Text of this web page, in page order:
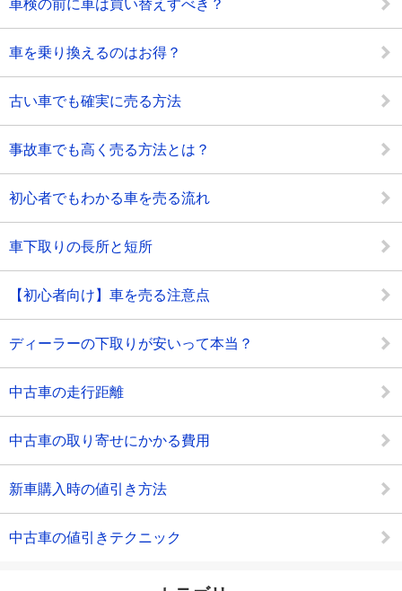
車検の前に車は買い替えすべき？
車を乗り換えるのはお得？
古い車でも確実に売る方法
事故車でも高く売る方法とは？
初心者でもわかる車を売る流れ
車下取りの長所と短所
【初心者向け】車を売る注意点
ディーラーの下取りが安いって本当？
中古車の走行距離
中古車の取り寄せにかかる費用
新車購入時の値引き方法
中古車の値引きテクニック